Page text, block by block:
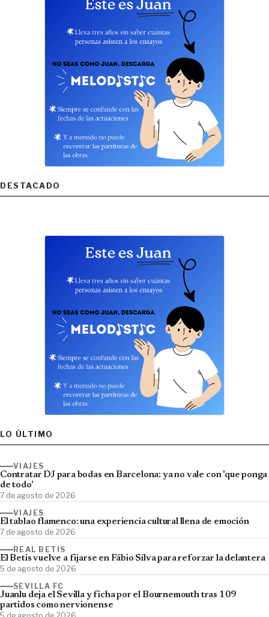
DESTACADO
LO ÚLTIMO
VIAJES
Contratar DJ para bodas en Barcelona: ya no vale con 'que ponga
de todo'
7 de agosto de 2026
VIAJES
El tablao flamenco: una experiencia cultural llena de emoción
7 de agosto de 2026
REAL BETIS
El Betis vuelve a fijarse en Fábio Silva para reforzar la delantera
5 de agosto de 2026
SEVILLA FC
Juanlu deja el Sevilla y ficha por el Bournemouth tras 109
partidos como nervionense
5 de agosto de 2026